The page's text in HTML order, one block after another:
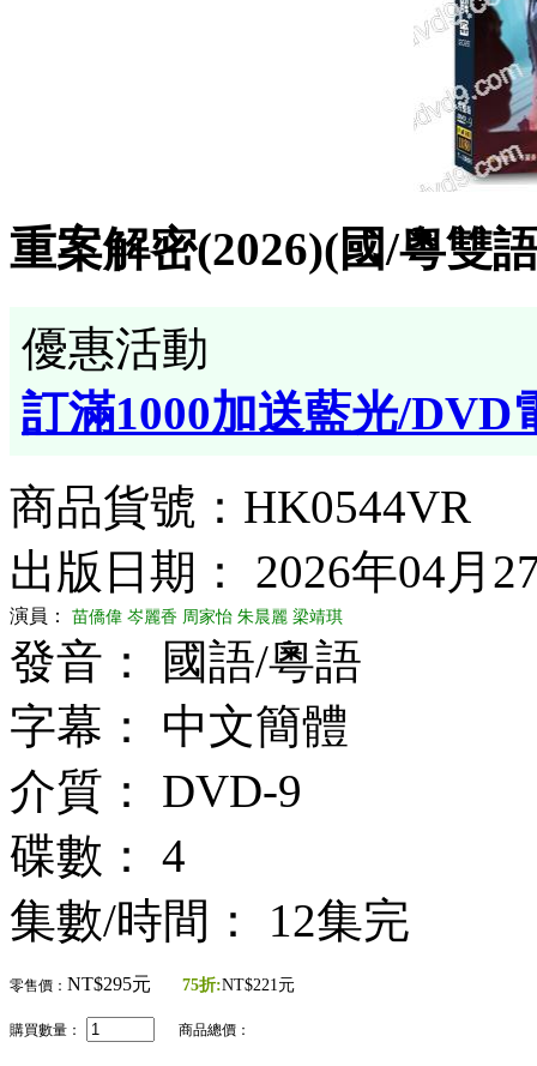
重案解密(2026)(國/粵雙
優惠活動
訂滿1000加送藍光/DVD
商品貨號：HK0544VR
出版日期： 2026年04月
演員： 苗僑偉 岑麗香 周家怡 朱晨麗 梁靖琪
發音： 國語/粵語
字幕： 中文簡體
介質： DVD-9
碟數： 4
集數/時間： 12集完
零售價： NT$295元 75折:NT$221元
購買數量： 商品總價：